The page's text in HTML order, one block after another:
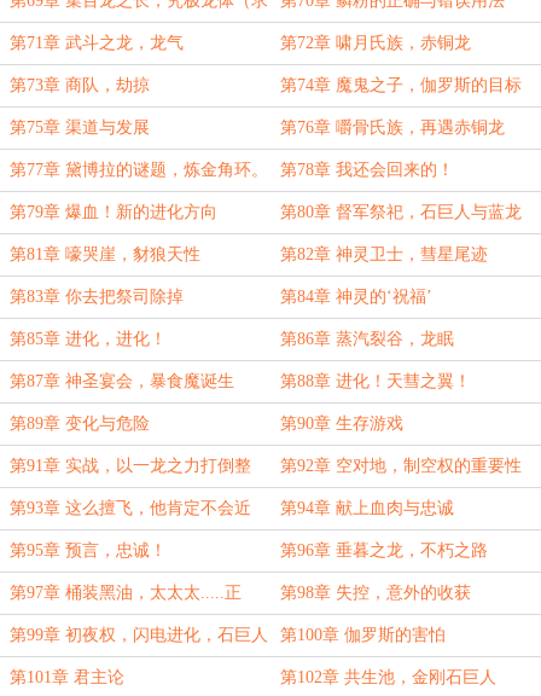
订阅）
第71章 武斗之龙，龙气 第72章 啸月氏族，赤铜龙
第73章 商队，劫掠 第74章 魔鬼之子，伽罗斯的目标
第75章 渠道与发展 第76章 嚼骨氏族，再遇赤铜龙
第77章 黛博拉的谜题，炼金角环。 第78章 我还会回来的！
第79章 爆血！新的进化方向 第80章 督军祭祀，石巨人与蓝龙
第81章 嚎哭崖，豺狼天性 第82章 神灵卫士，彗星尾迹
第83章 你去把祭司除掉 第84章 神灵的‘祝福’
第85章 进化，进化！ 第86章 蒸汽裂谷，龙眠
第87章 神圣宴会，暴食魔诞生 第88章 进化！天彗之翼！
第89章 变化与危险 第90章 生存游戏
第91章 实战，以一龙之力打倒整
个.........食人魔氏族！
第92章 空对地，制空权的重要性
第93章 这么擅飞，他肯定不会近
战，稳了！
第94章 献上血肉与忠诚
第95章 预言，忠诚！ 第96章 垂暮之龙，不朽之路
第97章 桶装黑油，太太太.....正
了！
第98章 失控，意外的收获
第99章 初夜权，闪电进化，石巨人 第100章 伽罗斯的害怕
第101章 君主论 第102章 共生池，金刚石巨人